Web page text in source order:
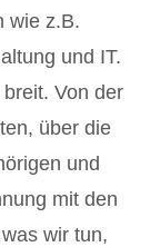
wie z.B.
und IT.
Von der
über die
und
mit den
wir tun,